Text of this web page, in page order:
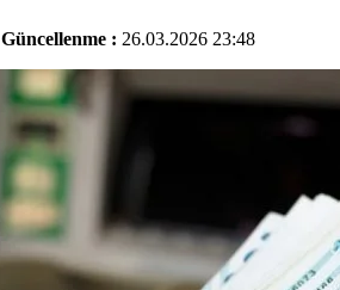
Güncellenme : 26.03.2026 23:48